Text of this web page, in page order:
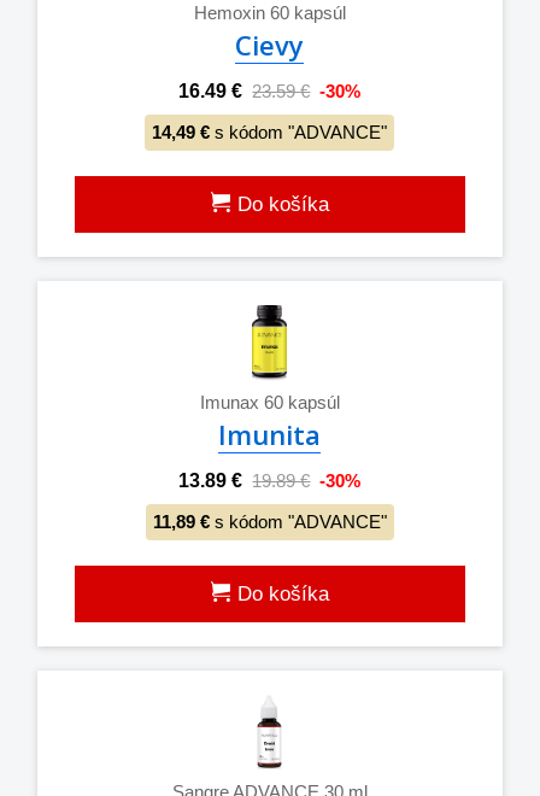
Hemoxin 60 kapsúl
Cievy
16.49 € 23.59 € -30%
14,49 € s kódom "ADVANCE"
Do košíka
Imunax 60 kapsúl
Imunita
13.89 € 19.89 € -30%
11,89 €s kódom "ADVANCE"
Do košíka
Sangre ADVANCE 30 ml